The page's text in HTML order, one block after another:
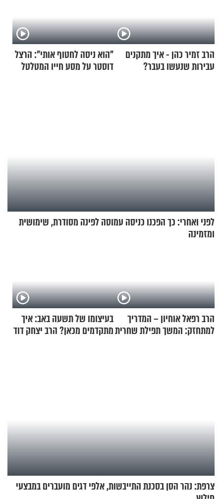
הרב זמיר כהן - איך מתקנים
עבירות שנעשו בעבר?
"הוא ניסה לחטוף אותי": הרצל
דוסטר על מסע חייו המטלטל
לפני ואחרי: כך הפכנו כניסה עמוסה לפינה מסודרת, שימושית
ומזמינה
הרב רפאל אוחיון – המדריך
למתחזק: המשך תפילת שחרית
בעיצומו של תשעה באב: איך
מתקדמים מכאן? הרב יצחק דוד
צרפת: נהר הסן בסכנת התייבשות, אלפי דגים מועברים במבצעי